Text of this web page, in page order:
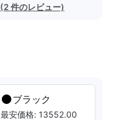
(2 件のレビュー)
ブラック
最安価格: 13552.00